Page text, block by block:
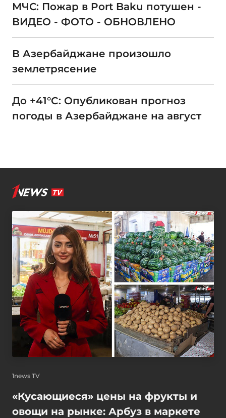
МЧС: Пожар в Port Baku потушен -
ВИДЕО - ФОТО - ОБНОВЛЕНО
В Азербайджане произошло
землетрясение
До +41°C: Опубликован прогноз
погоды в Азербайджане на август
1news TV
«Кусающиеся» цены на фрукты и
овощи на рынке: Арбуз в маркете